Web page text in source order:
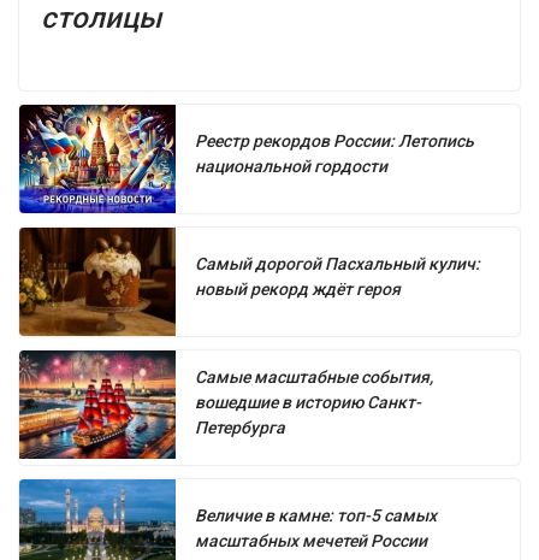
столицы
Реестр рекордов России: Летопись
национальной гордости
Самый дорогой Пасхальный кулич:
новый рекорд ждёт героя
Самые масштабные события,
вошедшие в историю Санкт-
Петербурга
Величие в камне: топ-5 самых
масштабных мечетей России